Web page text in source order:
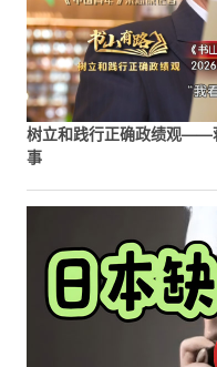
树立和践行正确政绩观——
事